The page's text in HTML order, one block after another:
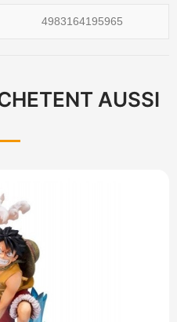
4983164195965
AUSSI